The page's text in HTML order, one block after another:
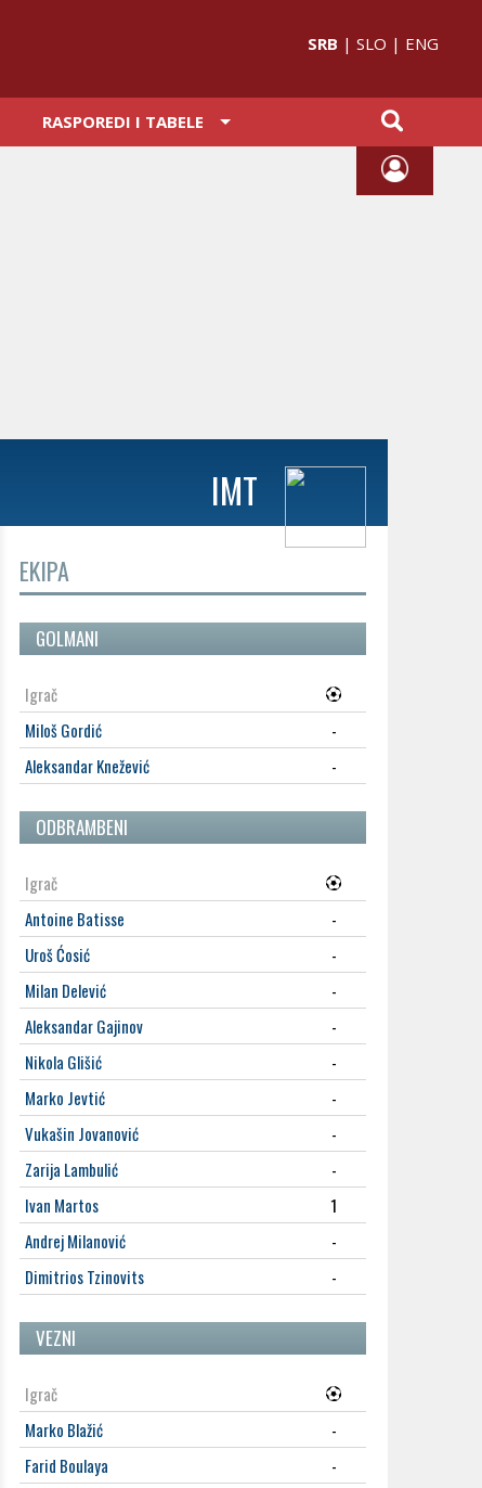
SRB | SLO | ENG
RASPOREDI I TABELE
EKIPA
GOLMANI
Igrač
Miloš Gordić
-
Aleksandar Knežević
-
ODBRAMBENI
Igrač
Antoine Batisse
-
Uroš Ćosić
-
Milan Delević
-
Aleksandar Gajinov
-
Nikola Glišić
-
Marko Jevtić
-
Vukašin Jovanović
-
Zarija Lambulić
-
Ivan Martos
1
Andrej Milanović
-
Dimitrios Tzinovits
-
VEZNI
Igrač
Marko Blažić
-
Farid Boulaya
-
IMT